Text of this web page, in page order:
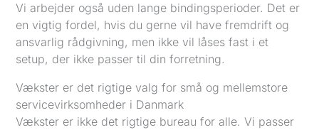
Vi arbejder også uden lange bindingsperioder. Det er
en vigtig fordel, hvis du gerne vil have fremdrift og
ansvarlig rådgivning, men ikke vil låses fast i et
setup, der ikke passer til din forretning.
Vækster er det rigtige valg for små og mellemstore
servicevirksomheder i Danmark
Vækster er ikke det rigtige bureau for alle. Vi passer